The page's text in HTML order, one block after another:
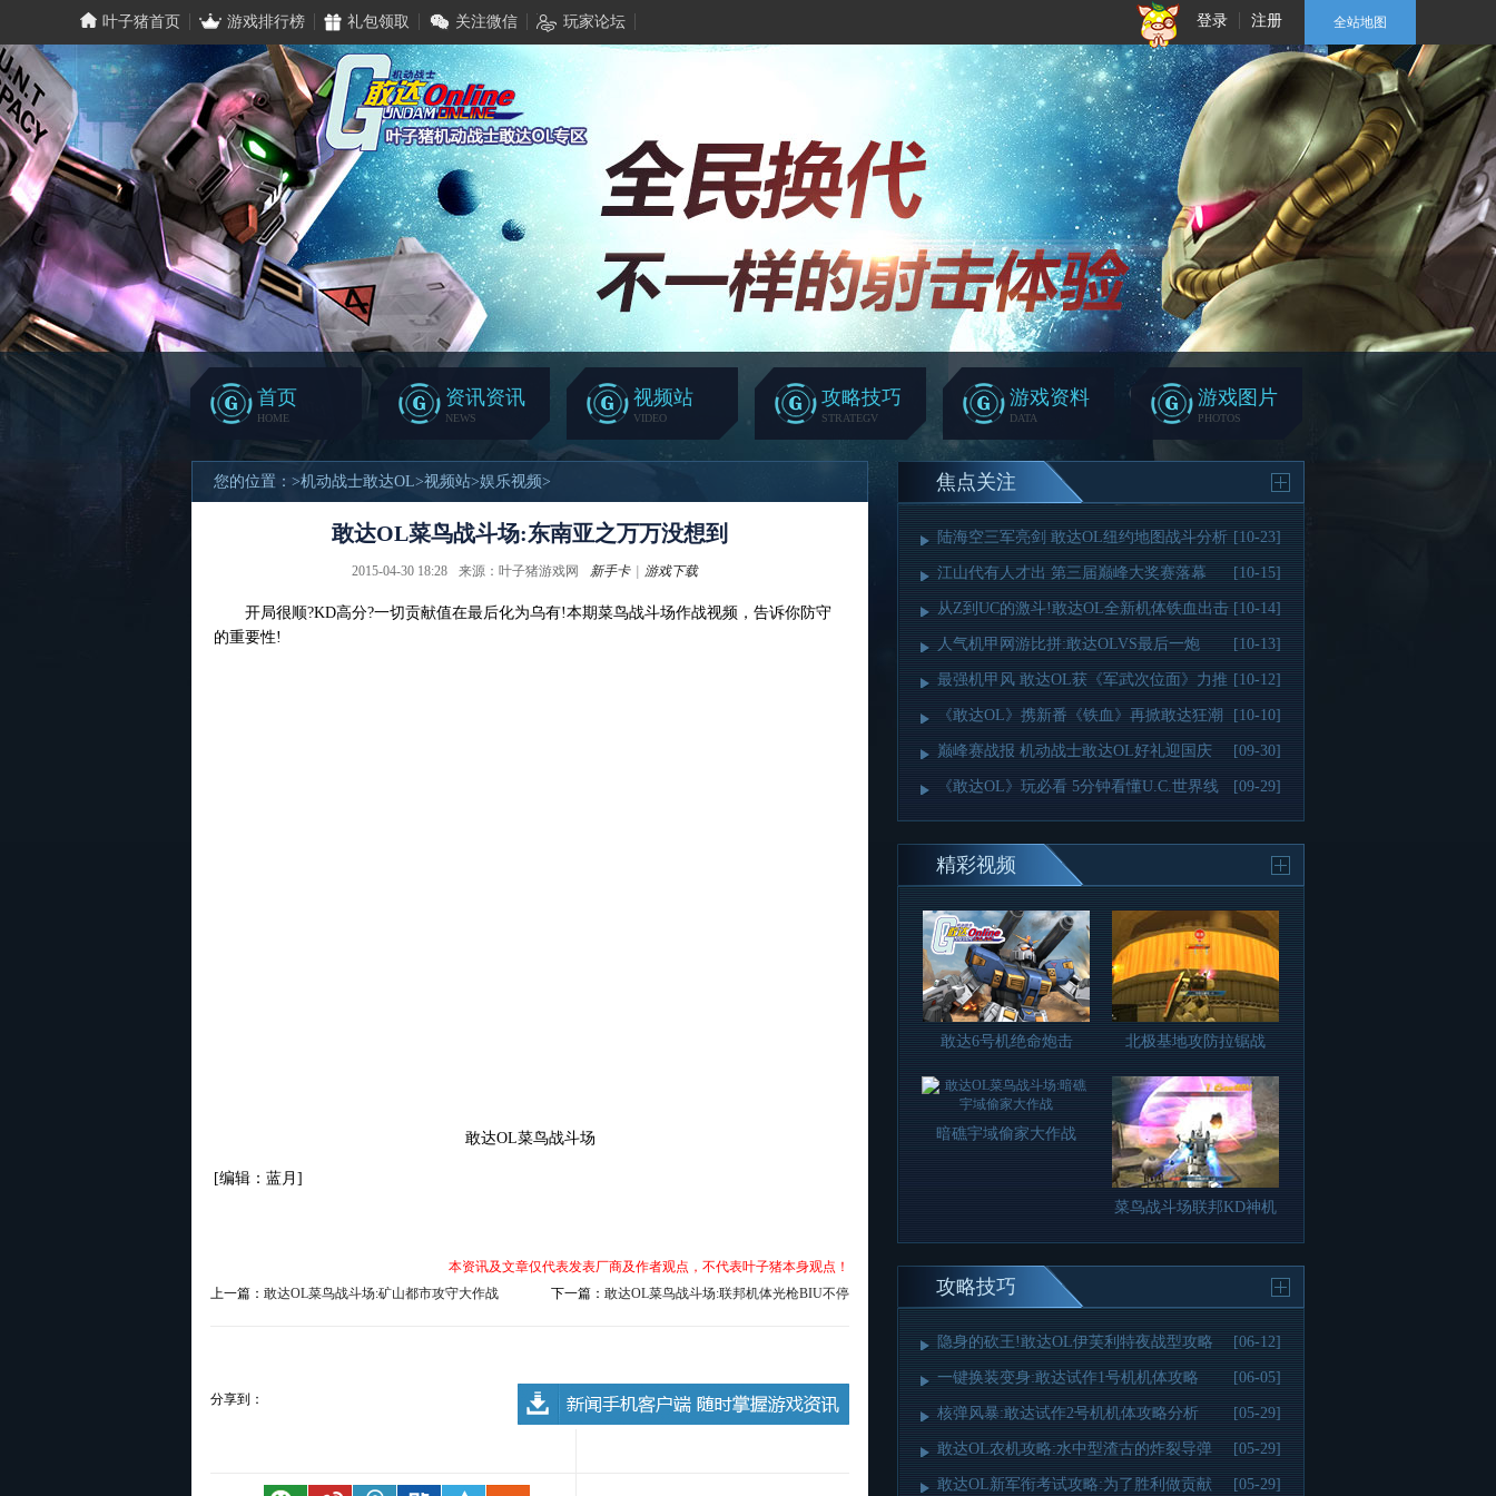
叶子猪首页 游戏排行榜 礼包领取 关注微信 玩家论坛 登录 注册 全站地图
首页
HOME
资讯资讯
NEWS
视频站
VIDEO
攻略技巧
STRATEGV
游戏资料
DATA
游戏图片
PHOTOS
您的位置： >机动战士敢达OL>视频站>娱乐视频>
敢达OL菜鸟战斗场:东南亚之万万没想到
2015-04-30 18:28 来源：叶子猪游戏网 新手卡 游戏下载
开局很顺?KD高分?一切贡献值在最后化为乌有!本期菜鸟战斗场作战视频，告诉你防守
的重要性!
敢达OL菜鸟战斗场
[编辑：蓝月]
本资讯及文章仅代表发表厂商及作者观点，不代表叶子猪本身观点！
上一篇： 敢达OL菜鸟战斗场:矿山都市攻守大作战 下一篇： 敢达OL菜鸟战斗场:联邦机体光枪BIU不停
分享到：
焦点关注
[10-23]
陆海空三军亮剑 敢达OL纽约地图战斗分析
[10-15]
江山代有人才出 第三届巅峰大奖赛落幕
[10-14]
从Z到UC的激斗!敢达OL全新机体铁血出击
[10-13]
人气机甲网游比拼:敢达OLVS最后一炮
[10-12]
最强机甲风 敢达OL获《军武次位面》力推
[10-10]
《敢达OL》携新番《铁血》再掀敢达狂潮
[09-30]
巅峰赛战报 机动战士敢达OL好礼迎国庆
[09-29]
《敢达OL》玩必看 5分钟看懂U.C.世界线
精彩视频
敢达6号机绝命炮击 北极基地攻防拉锯战
暗礁宇域偷家大作战
菜鸟战斗场联邦KD神机
攻略技巧
[06-12]
隐身的砍王!敢达OL伊芙利特夜战型攻略
[06-05]
一键换装变身:敢达试作1号机机体攻略
[05-29]
核弹风暴:敢达试作2号机机体攻略分析
[05-29]
敢达OL农机攻略:水中型渣古的炸裂导弹
[05-29]
敢达OL新军衔考试攻略:为了胜利做贡献